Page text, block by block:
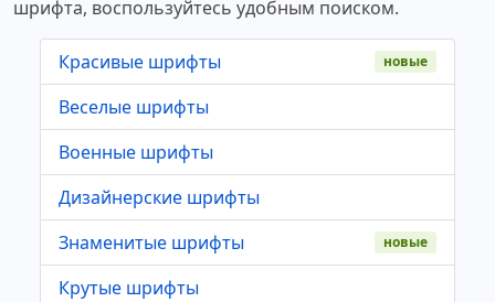
шрифта, воспользуйтесь удобным поиском.
Красивые шрифты новые
Веселые шрифты
Военные шрифты
Дизайнерские шрифты
Знаменитые шрифты
новые
Крутые шрифты